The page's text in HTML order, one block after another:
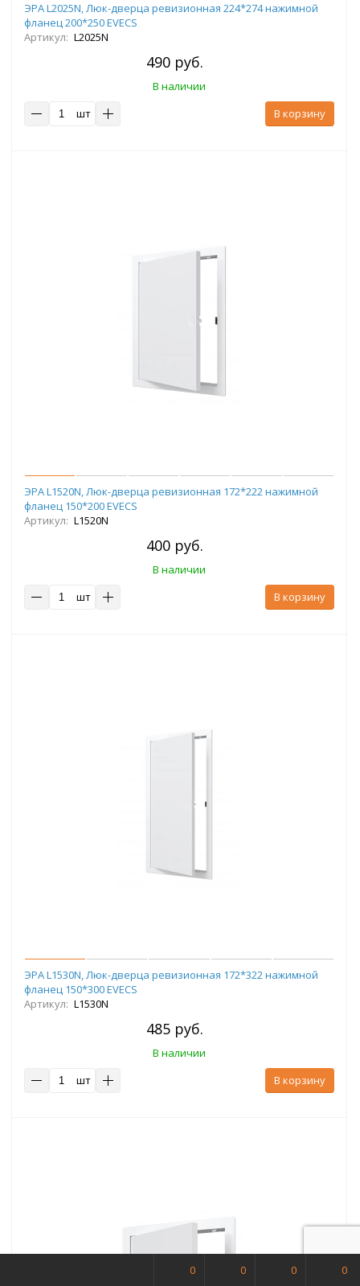
ЭРА L2025N, Люк-дверца ревизионная 224*274 нажимной
фланец 200*250 EVECS
Артикул: L2025N
490 руб.
В наличии
шт
В корзину
ЭРА L1520N, Люк-дверца ревизионная 172*222 нажимной
фланец 150*200 EVECS
Артикул: L1520N
400 руб.
В наличии
шт
В корзину
ЭРА L1530N, Люк-дверца ревизионная 172*322 нажимной
фланец 150*300 EVECS
Артикул: L1530N
485 руб.
В наличии
шт
В корзину
0 0 0 0